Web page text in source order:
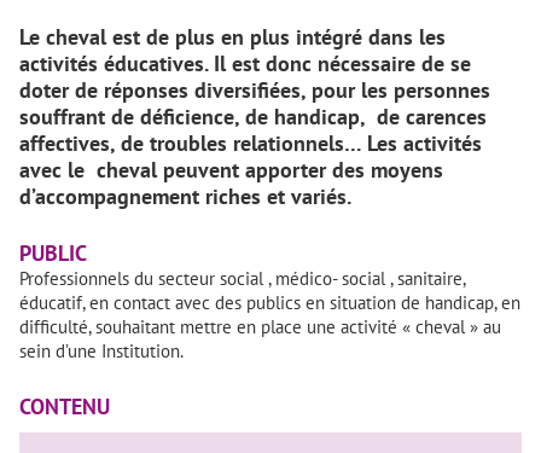
Le cheval est de plus en plus intégré dans les
activités éducatives. Il est donc nécessaire de se
doter de réponses diversifiées, pour les personnes
souffrant de déficience, de handicap, de carences
affectives, de troubles relationnels… Les activités
avec le cheval peuvent apporter des moyens
d’accompagnement riches et variés.
PUBLIC
Professionnels du secteur social , médico- social , sanitaire,
éducatif, en contact avec des publics en situation de handicap, en
difficulté, souhaitant mettre en place une activité « cheval » au
sein d’une Institution.
CONTENU